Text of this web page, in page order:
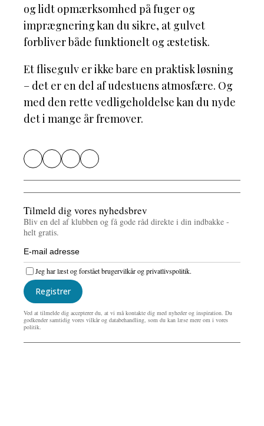
og lidt opmærksomhed på fuger og
imprægnering kan du sikre, at gulvet
forbliver både funktionelt og æstetisk.
Et flisegulv er ikke bare en praktisk løsning
– det er en del af udestuens atmosfære. Og
med den rette vedligeholdelse kan du nyde
det i mange år fremover.
Tilmeld dig vores nyhedsbrev
Bliv en del af klubben og få gode råd direkte i din indbakke -
helt gratis.
Registrer
Jeg har læst og forstået brugervilkår og privatlivspolitik.
Ved at tilmelde dig accepterer du, at vi må kontakte dig med nyheder og inspiration. Du
godkender samtidig vores vilkår og databehandling, som du kan læse mere om i vores
politik.